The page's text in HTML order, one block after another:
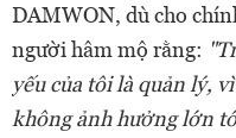
DAMWON, dù cho
người hâm mộ rằng:
yếu của tôi là quản lý,
không ảnh hưởng lớn